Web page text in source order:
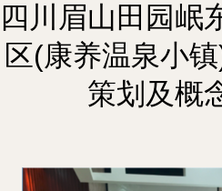
四川眉山田园岷
区(康养温泉小
策划及概